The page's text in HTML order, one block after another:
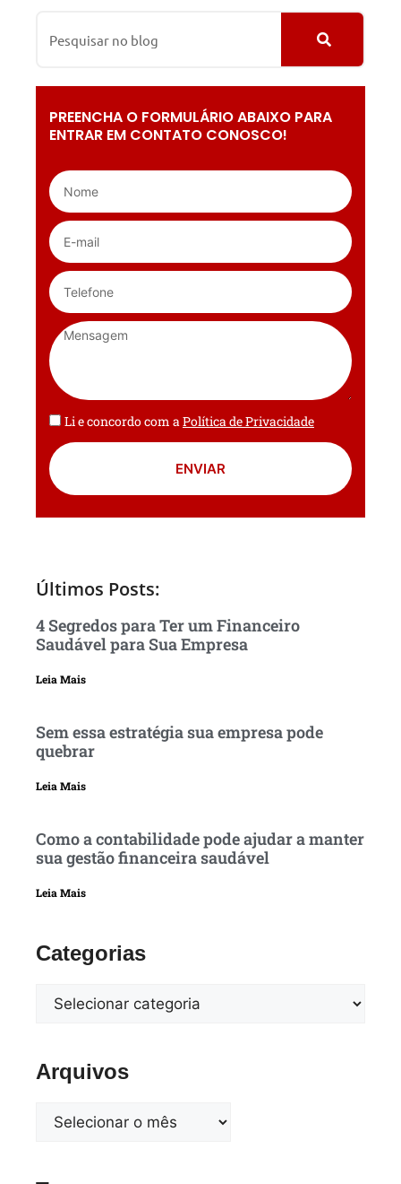
PREENCHA O FORMULÁRIO ABAIXO PARA
ENTRAR EM CONTATO CONOSCO!
Li e concordo com aPolítica de Privacidade
ENVIAR
Últimos Posts:
4 Segredos para Ter um Financeiro
Saudável para Sua Empresa
Leia Mais
Sem essa estratégia sua empresa pode
quebrar
Leia Mais
Como a contabilidade pode ajudar a manter
sua gestão financeira saudável
Leia Mais
Categorias
Arquivos